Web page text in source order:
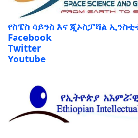
የስፔስ ሳይንስ እና ጂኦስፓሻል
Facebook
Twitter
Youtube